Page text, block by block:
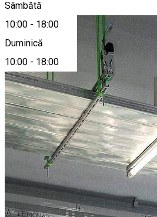
Sâmbătă
10:00 - 18:00
Duminică
10:00 - 18:00